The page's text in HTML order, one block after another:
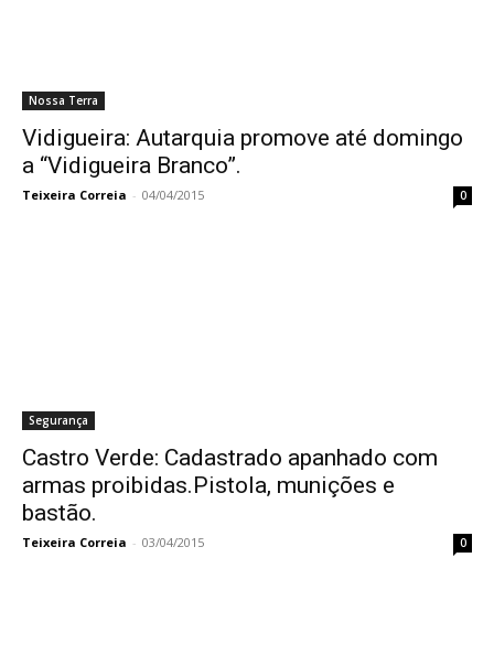
Nossa Terra
Vidigueira: Autarquia promove até domingo
a “Vidigueira Branco”.
Teixeira Correia - 04/04/2015 0
Segurança
Castro Verde: Cadastrado apanhado com
armas proibidas.Pistola, munições e
bastão.
Teixeira Correia - 03/04/2015 0